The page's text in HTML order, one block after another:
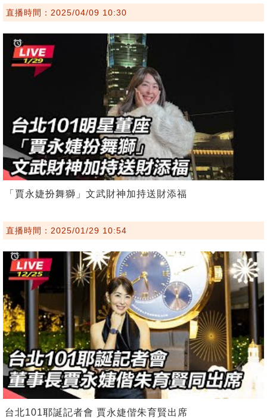
直播時間：2025/04/09 10:30
「賈永婕扮舞獅」文武財神加持送財添福
直播時間：2025/01/29 10:54
台北101耶誕記者會 賈永婕偕朱育賢出席